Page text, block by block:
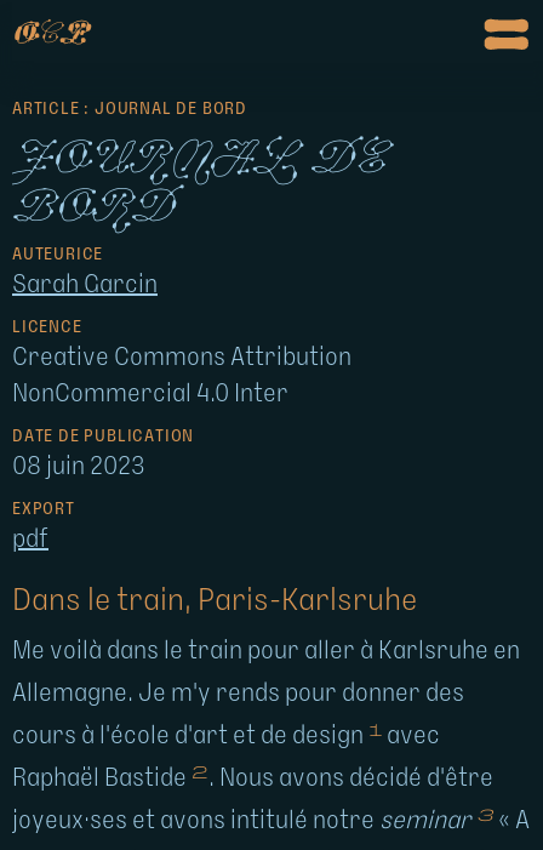
ocp
ARTICLE : JOURNAL DE BORD
Journal de
bord
AUTEURICE
Sarah Garcin
LICENCE
Creative Commons Attribution
NonCommercial 4.0 Inter
DATE DE PUBLICATION
08 juin 2023
EXPORT
pdf
Dans le train, Paris-Karlsruhe
Me voilà dans le train pour aller à Karlsruhe en
Allemagne. Je m'y rends pour donner des
cours à l'école d'art et de design 1
avec
Raphaël Bastide 2 . Nous avons décidé d'être
joyeux·ses et avons intitulé notre seminar 3 « A